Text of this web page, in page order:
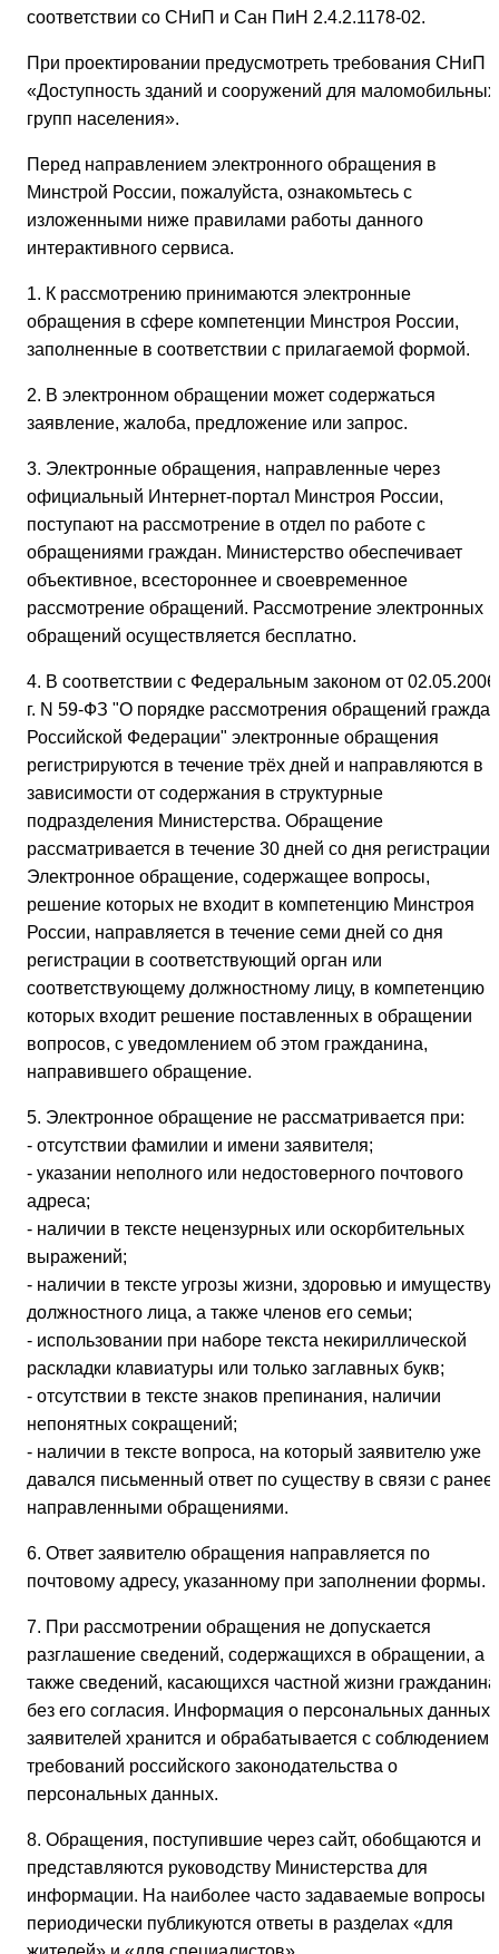
соответствии со СНиП и Сан ПиН 2.4.2.1178-02.
При проектировании предусмотреть требования СНиП
«Доступность зданий и сооружений для маломобильных
групп населения».
Перед направлением электронного обращения в
Минстрой России, пожалуйста, ознакомьтесь с
изложенными ниже правилами работы данного
интерактивного сервиса.
1. К рассмотрению принимаются электронные
обращения в сфере компетенции Минстроя России,
заполненные в соответствии с прилагаемой формой.
2. В электронном обращении может содержаться
заявление, жалоба, предложение или запрос.
3. Электронные обращения, направленные через
официальный Интернет-портал Минстроя России,
поступают на рассмотрение в отдел по работе с
обращениями граждан. Министерство обеспечивает
объективное, всестороннее и своевременное
рассмотрение обращений. Рассмотрение электронных
обращений осуществляется бесплатно.
4. В соответствии с Федеральным законом от 02.05.2006
г. N 59-ФЗ "О порядке рассмотрения обращений граждан
Российской Федерации" электронные обращения
регистрируются в течение трёх дней и направляются в
зависимости от содержания в структурные
подразделения Министерства. Обращение
рассматривается в течение 30 дней со дня регистрации.
Электронное обращение, содержащее вопросы,
решение которых не входит в компетенцию Минстроя
России, направляется в течение семи дней со дня
регистрации в соответствующий орган или
соответствующему должностному лицу, в компетенцию
которых входит решение поставленных в обращении
вопросов, с уведомлением об этом гражданина,
направившего обращение.
5. Электронное обращение не рассматривается при:
- отсутствии фамилии и имени заявителя;
- указании неполного или недостоверного почтового
адреса;
- наличии в тексте нецензурных или оскорбительных
выражений;
- наличии в тексте угрозы жизни, здоровью и имуществу
должностного лица, а также членов его семьи;
- использовании при наборе текста некириллической
раскладки клавиатуры или только заглавных букв;
- отсутствии в тексте знаков препинания, наличии
непонятных сокращений;
- наличии в тексте вопроса, на который заявителю уже
давался письменный ответ по существу в связи с ранее
направленными обращениями.
6. Ответ заявителю обращения направляется по
почтовому адресу, указанному при заполнении формы.
7. При рассмотрении обращения не допускается
разглашение сведений, содержащихся в обращении, а
также сведений, касающихся частной жизни
без его согласия. Информация о персональных данных
заявителей хранится и обрабатывается с соблюдением
требований российского законодательства о
персональных данных.
8. Обращения, поступившие через сайт, обобщаются и
представляются руководству Министерства для
информации. На наиболее часто задаваемые вопросы
периодически публикуются ответы в разделах «для